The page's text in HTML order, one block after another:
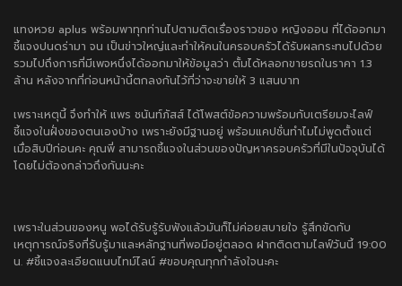
แทงหวย aplus พร้อมพาทุกท่านไปตามติดเรื่องราวของ หญิงออน ที่ได้ออกมา
ชี้แจงปนดร่ามา จน เป็นข่าวใหญ่และทำให้คนในครอบครัวได้รับผลกระทบไปด้วย
รวมไปถึงการที่มีเพจหนึ่งได้ออกมาให้ข้อมูลว่า ตั้มได้หลอกขายรถในราคา 1.3
ล้าน หลังจากที่ก่อนหน้านี้ตกลงกันไว้ที่ว่าจะขายให้ 3 แสนบาท
เพราะเหตุนี้ จึงทำให้ แพร ชนันท์ภัสส์ ได้โพสต์ข้อความพร้อมกับเตรียมจะไลฟ์
ชี้แจงในฝั่งของตนเองบ้าง เพราะยังมีฐานอยู่ พร้อมแคปชั่นทำไมไม่พูดตั้งแต่
เมื่อสิบปีก่อนคะ คุณพี่ สามารถชี้แจงในส่วนของปัญหาครอบครัวที่มีในปัจจุบันได้
โดยไม่ต้องกล่าวถึงกันนะคะ
เพราะในส่วนของหนู พอได้รับรู้รับฟังแล้วมันก็ไม่ค่อยสบายใจ รู้สึกขัดกับ
เหตุการณ์จริงที่รับรู้มาและหลักฐานที่พอมีอยู่ตลอด ฝากติดตามไลฟ์วันนี้ 19:00
น. #ชี้แจงละเอียดแนบไทม์ไลน์ #ขอบคุณทุกกำลังใจนะคะ